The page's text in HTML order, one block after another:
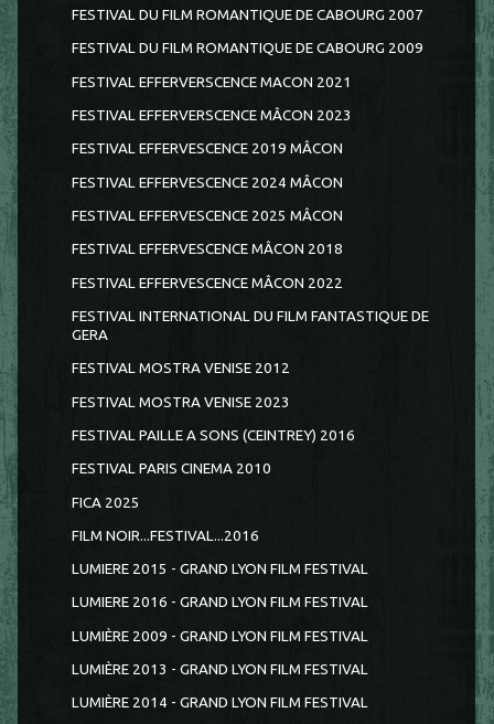
FESTIVAL DU FILM ROMANTIQUE DE CABOURG 2007
FESTIVAL DU FILM ROMANTIQUE DE CABOURG 2009
FESTIVAL EFFERVERSCENCE MACON 2021
FESTIVAL EFFERVERSCENCE MÂCON 2023
FESTIVAL EFFERVESCENCE 2019 MÂCON
FESTIVAL EFFERVESCENCE 2024 MÂCON
FESTIVAL EFFERVESCENCE 2025 MÂCON
FESTIVAL EFFERVESCENCE MÂCON 2018
FESTIVAL EFFERVESCENCE MÂCON 2022
FESTIVAL INTERNATIONAL DU FILM FANTASTIQUE DE
GERA
FESTIVAL MOSTRA VENISE 2012
FESTIVAL MOSTRA VENISE 2023
FESTIVAL PAILLE A SONS (CEINTREY) 2016
FESTIVAL PARIS CINEMA 2010
FICA 2025
FILM NOIR...FESTIVAL...2016
LUMIERE 2015 - GRAND LYON FILM FESTIVAL
LUMIERE 2016 - GRAND LYON FILM FESTIVAL
LUMIÈRE 2009 - GRAND LYON FILM FESTIVAL
LUMIÈRE 2013 - GRAND LYON FILM FESTIVAL
LUMIÈRE 2014 - GRAND LYON FILM FESTIVAL